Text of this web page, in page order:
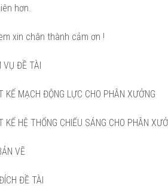
hơn.
xin chân thành cảm ơn !
VỤ ĐỀ TÀI
KẾ MẠCH ĐỘNG LỰC CHO PHÂN XƯỞNG
KẾ HỆ THỐNG CHIẾU SÁNG CHO PHÂN
VẼ
ĐỀ TÀI